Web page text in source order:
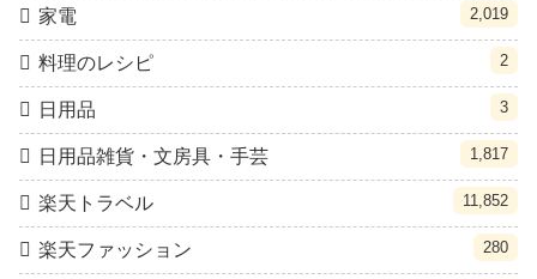
家電 2,019
料理のレシピ 2
日用品 3
日用品雑貨・文房具・手芸 1,817
楽天トラベル 11,852
楽天ファッション 280